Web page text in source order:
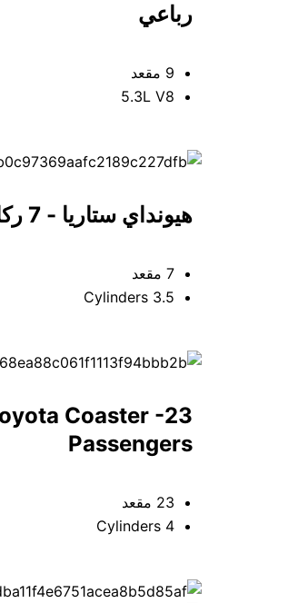
رباعي
9 مقعد
5.3L V8
هيونداي ستاريا - 7 ركاب.
7 مقعد
3.5 Cylinders
Coaster -23
Passengers
23 مقعد
4 Cylinders